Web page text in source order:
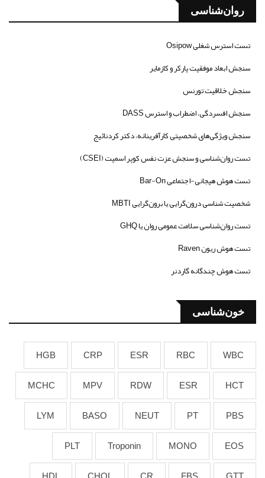
روان‌شناسی
تست استرس شغلی Osipow
سنجش ابعاد موفقیت پارکر و کازمایر
سنجش خلاقیت تورنس
سنجش افسردگی، اضطراب و استرس DASS
سنجش ویژگی‌های شخصیتی کارآفرینانه، دکتر کردنائیج
تست روان‌شناسی و سنجش عزت نفس کوپر اسمیت (CSEI)
تست هوش هیجانی-اجتماعی Bar-On
شخصیت شناسی درون‌گرایی یا برون‌گرایی MBTI
تست روان‌شناسی سلامت عمومی روان یا GHQ
تست هوش ریون Raven
تست هوش چندگانه گاردنر
خون‌شناسی
WBC
RBC
ESR
CRP
HGB
HCT
ESR
RDW
MPV
MCHC
PBS
PT
NEUT
BASO
LYM
EOS
MONO
Troponin
PLT